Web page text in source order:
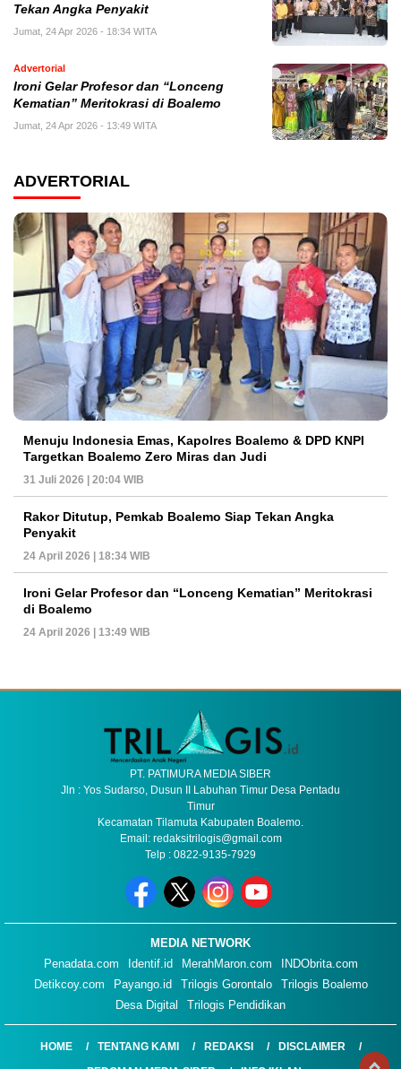
Tekan Angka Penyakit
Jumat, 24 Apr 2026 - 18:34 WITA
Advertorial
Ironi Gelar Profesor dan “Lonceng
Kematian” Meritokrasi di Boalemo
Jumat, 24 Apr 2026 - 13:49 WITA
ADVERTORIAL
Menuju Indonesia Emas, Kapolres Boalemo & DPD KNPI
Targetkan Boalemo Zero Miras dan Judi
31 Juli 2026 | 20:04 WIB
Rakor Ditutup, Pemkab Boalemo Siap Tekan Angka
Penyakit
24 April 2026 | 18:34 WIB
Ironi Gelar Profesor dan “Lonceng Kematian” Meritokrasi
di Boalemo
24 April 2026 | 13:49 WIB
PT. PATIMURA MEDIA SIBER
Jln : Yos Sudarso, Dusun II Labuhan Timur Desa Pentadu
Timur
Kecamatan Tilamuta Kabupaten Boalemo.
Email: redaksitrilogis@gmail.com
Telp : 0822-9135-7929
MEDIA NETWORK
Penadata.com
Identif.id MerahMaron.com
INDObrita.com
Detikcoy.com
Payango.id Trilogis Gorontalo
Trilogis Boalemo
Desa Digital
Trilogis Pendidikan
HOME TENTANG KAMI REDAKSI
DISCLAIMER